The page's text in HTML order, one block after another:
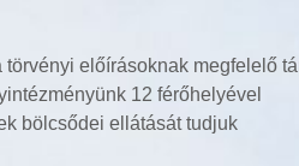
előírásoknak megfelelő
12 férőhelyével
bölcsődei ellátását tudjuk